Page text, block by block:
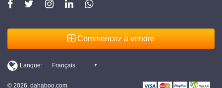
Commencez à vendre
© 2026, dahaboo.com